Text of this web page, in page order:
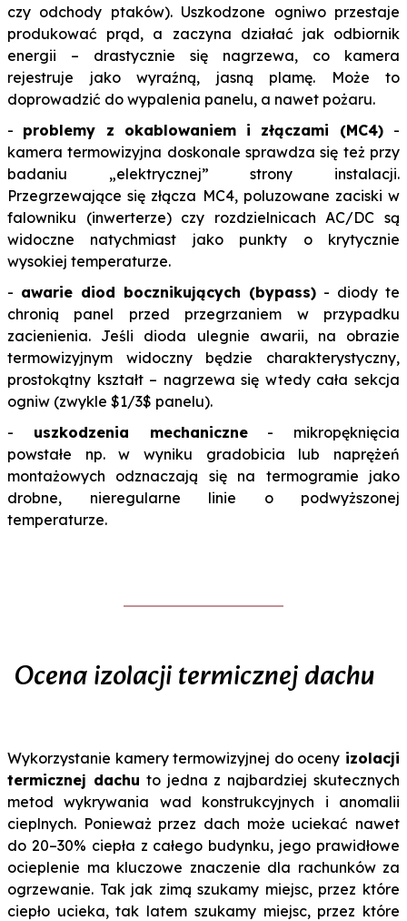
czy odchody ptaków). Uszkodzone ogniwo przestaje
produkować prąd, a zaczyna działać jak odbiornik
energii – drastycznie się nagrzewa, co kamera
rejestruje jako wyraźną, jasną plamę. Może to
doprowadzić do wypalenia panelu, a nawet pożaru.
- problemy z okablowaniem i złączami (MC4) -
kamera termowizyjna doskonale sprawdza się też przy
badaniu „elektrycznej” strony instalacji.
Przegrzewające się złącza MC4, poluzowane zaciski w
falowniku (inwerterze) czy rozdzielnicach AC/DC są
widoczne natychmiast jako punkty o krytycznie
wysokiej temperaturze.
- awarie diod bocznikujących (bypass) - diody te
chronią panel przed przegrzaniem w przypadku
zacienienia. Jeśli dioda ulegnie awarii, na obrazie
termowizyjnym widoczny będzie charakterystyczny,
prostokątny kształt – nagrzewa się wtedy cała sekcja
ogniw (zwykle $1/3$ panelu).
- uszkodzenia mechaniczne- mikropęknięcia
powstałe np. w wyniku gradobicia lub naprężeń
montażowych odznaczają się na termogramie jako
drobne, nieregularne linie o podwyższonej
temperaturze.
Ocena izolacji termicznej dachu
Wykorzystanie kamery termowizyjnej do oceny izolacji
termicznej dachu to jedna z najbardziej skutecznych
metod wykrywania wad konstrukcyjnych i anomalii
cieplnych. Ponieważ przez dach może uciekać nawet
do 20–30% ciepła z całego budynku, jego prawidłowe
ocieplenie ma kluczowe znaczenie dla rachunków za
ogrzewanie. Tak jak zimą szukamy miejsc, przez które
ciepło ucieka, tak latem szukamy miejsc, przez które